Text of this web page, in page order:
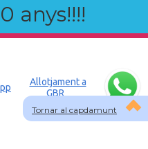
anys!!!!
Tornar al capdamunt
Allotjament a
GBR